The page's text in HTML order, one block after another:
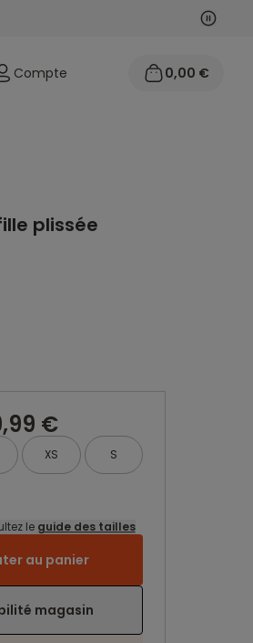
Compte 0,00 €
plissée
€
XS S
le guide des tailles
au panier
magasin